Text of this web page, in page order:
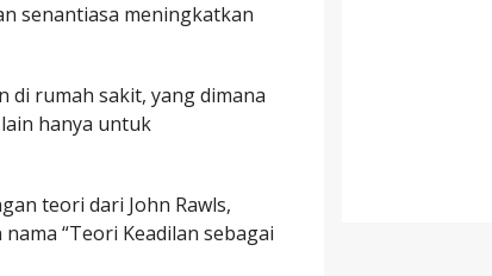
senantiasa meningkatkan
di rumah sakit, yang dimana
hanya untuk
teori dari John Rawls,
“Teori Keadilan sebagai